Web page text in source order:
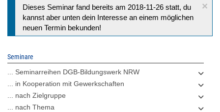
×
Statusmeldung
Dieses Seminar fand bereits am 2018-11-26 statt, du
kannst aber unten dein Interesse an einem möglichen
neuen Termin bekunden!
Seminare
... Seminarreihen DGB-Bildungswerk NRW
... in Kooperation mit Gewerkschaften
... nach Zielgruppe
... nach Thema